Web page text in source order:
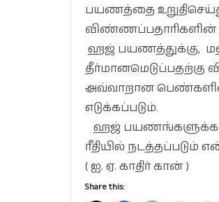
பயணத்தை
ஹஜ் பயணத்துக்கு,
தீர்மானமெடுப்பதற்கு
அவ்வாறான பெண்களின்
எடுக்கப்படும்.
ஹஜ் பயணங்களுக்கான
ரீதியில் நடத்தப்படும்
( ஐ. ஏ. காதிர் கான் )
Share this: